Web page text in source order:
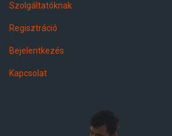
Szolgáltatóknak
Regisztráció
Bejelentkezés
Kapcsolat